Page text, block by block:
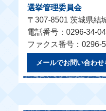
選挙管理委員会
〒307-8501 茨城県結
電話番号：0296-34-
ファクス番号：0296-
メールでお問い合わせ